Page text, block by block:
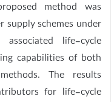
method was
supply schemes under
life-cycle
capabilities of both
The results
for life-cycle